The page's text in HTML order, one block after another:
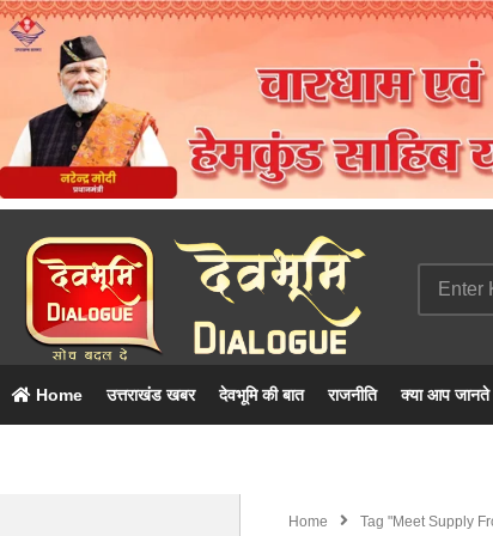
Home उत्तराखंड खबर देवभूमि की बात राजनीति क्या आप जानते
Home Tag "meet Supply